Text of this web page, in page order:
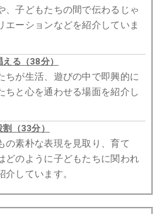
、子どもたちの間で伝わるじゃ
エーションなどを紹介していま
る（38分）
ちが生活、遊びの中で即興的に
ちと心を通わせる場面を紹介し
（33分）
の素朴な表現を見取り、育て
どのように子どもたちに関われ
しています。